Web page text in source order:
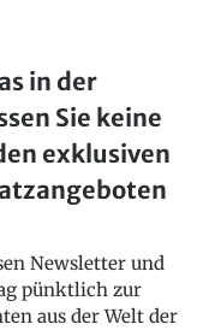
in der
Sie keine
exklusiven
Newsletter und
pünktlich zur
aus der Welt der